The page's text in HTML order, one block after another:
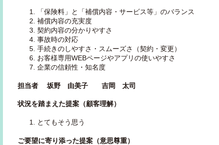
「保険料」と「補償内容・サービス等」のバランス
補償内容の充実度
契約内容の分かりやすさ
事故時の対応
手続きのしやすさ・スムーズさ（契約・変更）
お客様専用WEBページやアプリの使いやすさ
企業の信頼性・知名度
担当者 坂野 由美子 吉岡 太司
状況を踏まえた提案（顧客理解）
とてもそう思う
ご要望に寄り添った提案（意思尊重）